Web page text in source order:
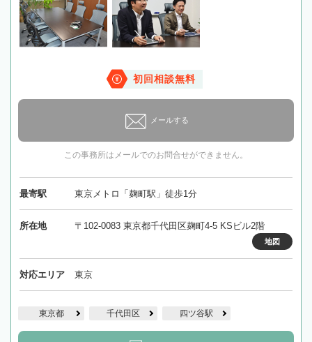
初回相談無料
メールする
この事務所はメールでのお問合せができません。
最寄駅 東京メトロ「麹町駅」徒歩1分
所在地 〒102-0083 東京都千代田区麹町4-5 KSビル2階
地図
対応エリア 東京
東京都 千代田区 四ツ谷駅